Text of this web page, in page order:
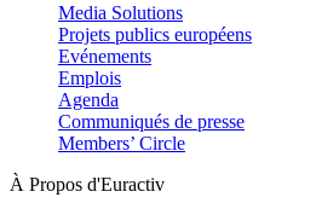
Media Solutions
Projets publics européens
Evénements
Emplois
Agenda
Communiqués de presse
Members’ Circle
À Propos d'Euractiv